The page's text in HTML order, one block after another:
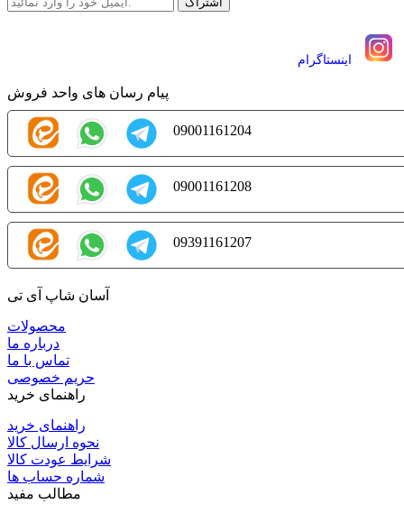
اينستاگرام
پیام رسان های واحد فروش
09001161204
09001161208
09391161207
آسان شاپ آی تی
محصولات
درباره ما
تماس با ما
حریم خصوصی
راهنمای خرید
راهنمای خرید
نحوه ارسال کالا
شرایط عودت کالا
شماره حساب ها
مطالب مفید